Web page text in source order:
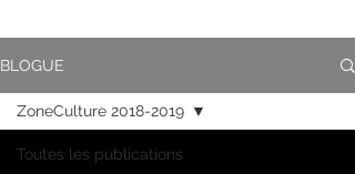
BLOGUE
Toutes les publications
ZoneCulture 2018-2019